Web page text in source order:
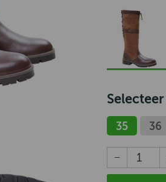
35 36